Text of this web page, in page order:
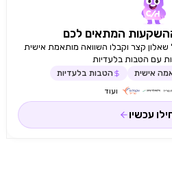
המתאים לכם
קצר וקבלו השוואה מותאמת אישית
עם הטבות בלעדיות
אישית הטבות בלעדיות
ועוד
עכשיו